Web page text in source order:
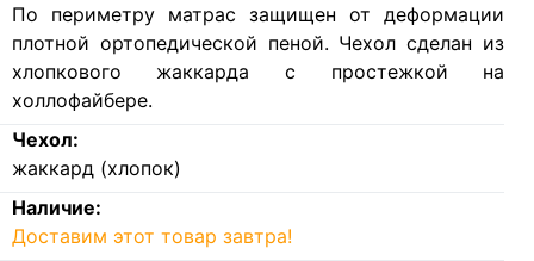
По периметру матрас защищен от деформации
плотной ортопедической пеной. Чехол сделан из
хлопкового жаккарда с простежкой на
холлофайбере.
Чехол:
жаккард (хлопок)
Наличие:
Доставим этот товар завтра!